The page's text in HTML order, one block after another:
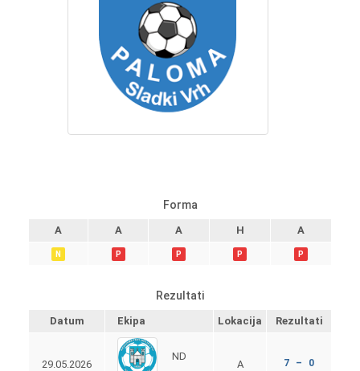
Forma
A A A H A
N P P P P
Rezultati
Datum Ekipa Lokacija Rezultati
29.05.2026
ND
A 7 – 0